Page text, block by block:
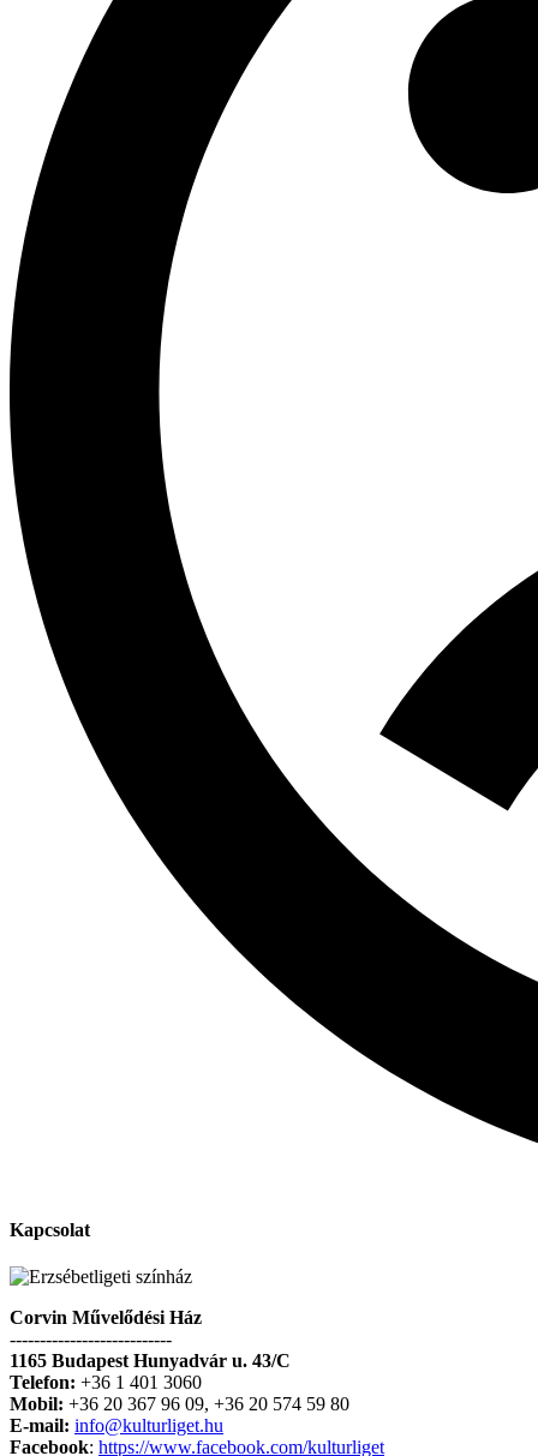
Kapcsolat
Corvin Művelődési Ház
---------------------------
1165 Budapest Hunyadvár u. 43/C
Telefon: +36 1 401 3060
Mobil: +36 20 367 96 09, +36 20 574 59 80
E-mail: info@kulturliget.hu
Facebook: https://www.facebook.com/kulturliget